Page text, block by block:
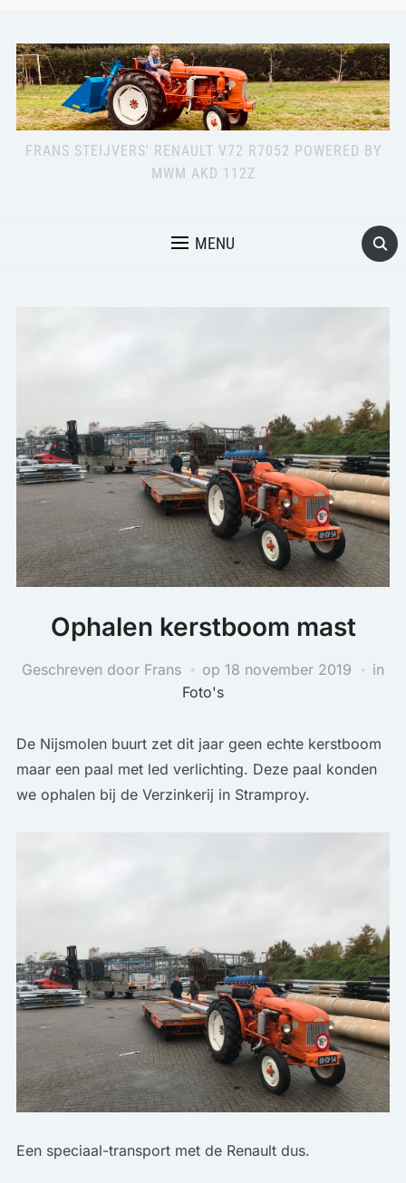
FRANS STEIJVERS' RENAULT V72 R7052 POWERED BY
MWM AKD 112Z
MENU
Ophalen kerstboom mast
Geschreven door Frans op 18 november 2019
in
Foto's
De Nijsmolen buurt zet dit jaar geen echte kerstboom
maar een paal met led verlichting. Deze paal konden
we ophalen bij de Verzinkerij in Stramproy.
Een speciaal-transport met de Renault dus.